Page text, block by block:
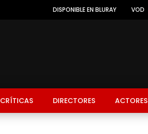
DISPONIBLE EN BLURAY VOD
CRÍTICAS DIRECTORES ACTORES